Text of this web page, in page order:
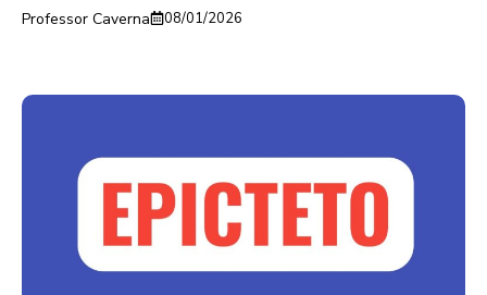
Professor Caverna 08/01/2026